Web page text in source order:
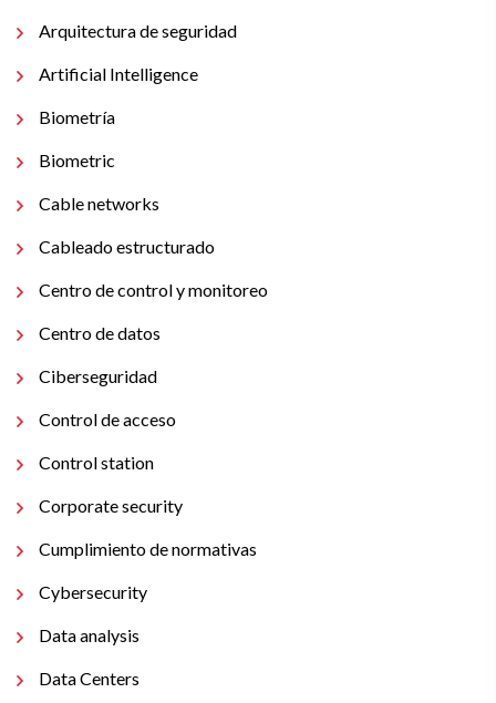
Arquitectura de seguridad
Artificial Intelligence
Biometría
Biometric
Cable networks
Cableado estructurado
Centro de control y monitoreo
Centro de datos
Ciberseguridad
Control de acceso
Control station
Corporate security
Cumplimiento de normativas
Cybersecurity
Data analysis
Data Centers